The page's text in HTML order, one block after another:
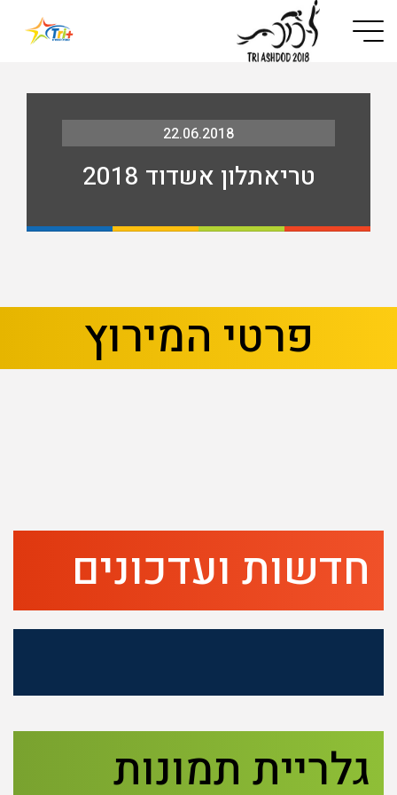
Button used only for devices with a small screen
22.06.2018
טריאתלון אשדוד 2018
פרטי המירוץ
חדשות ועדכונים
גלריית תמונות